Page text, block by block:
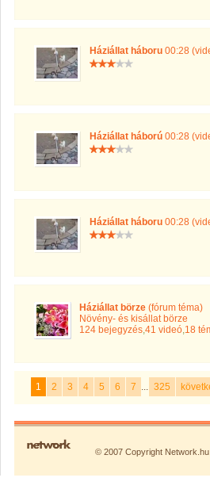
Háziállat háboru 00:28
Háziállat háború 00:28
Háziállat háboru 00:28
Háziállat börze (fórum téma)
Növény- és kisállat börze
124 bejegyzés,41 videó,18
1 2 3 4 5 6 7 ... 325
© 2007 Copyright Network.hu